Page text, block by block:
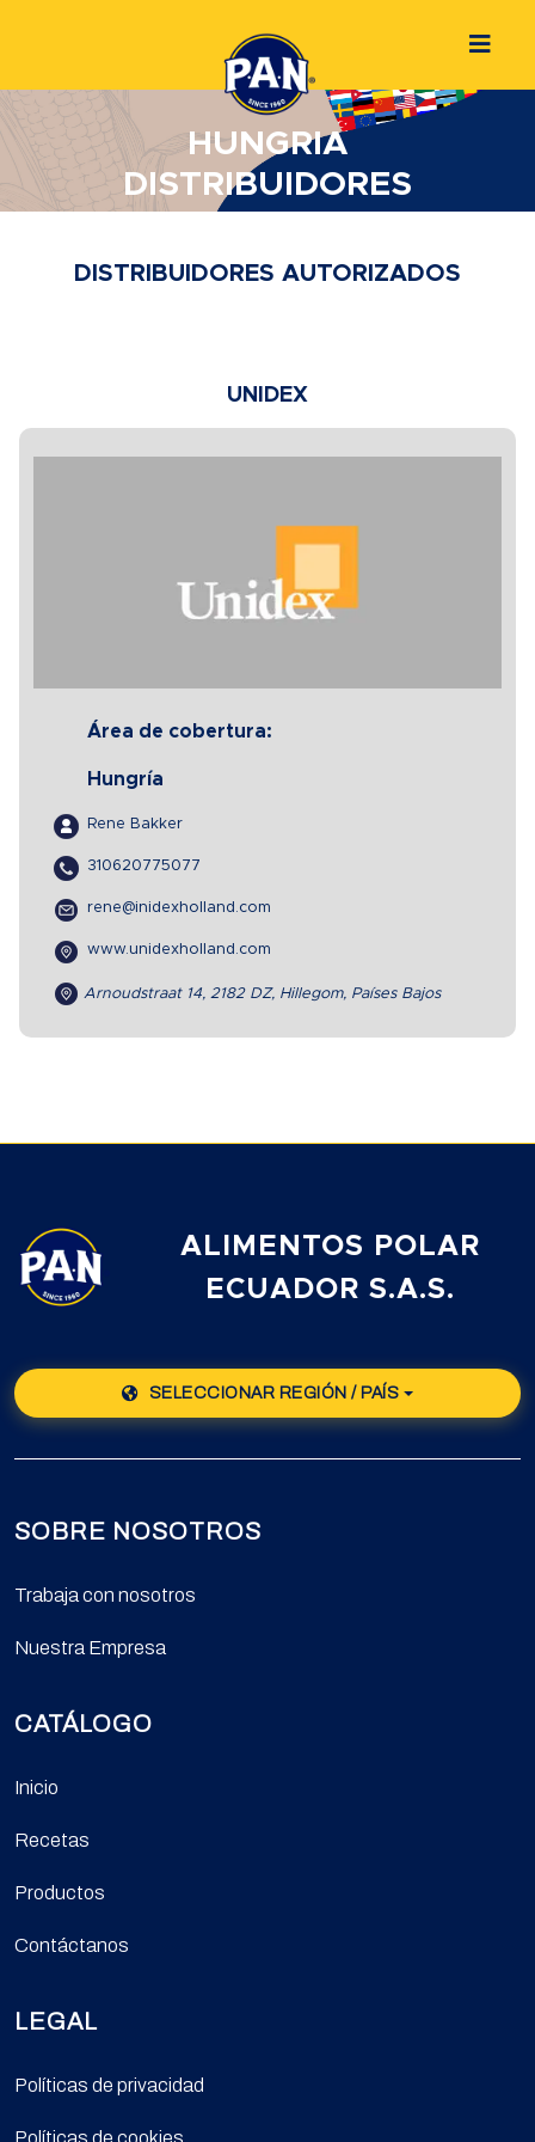
HUNGRIA
DISTRIBUIDORES
DISTRIBUIDORES AUTORIZADOS
UNIDEX
Área de cobertura:
Hungría
Rene Bakker
310620775077
rene@inidexholland.com
www.unidexholland.com
Arnoudstraat 14, 2182 DZ, Hillegom, Países Bajos
ALIMENTOS POLAR
ECUADOR S.A.S.
SELECCIONAR REGIÓN / PAÍS
SOBRE NOSOTROS
Trabaja con nosotros
Nuestra Empresa
CATÁLOGO
Inicio
Recetas
Productos
Contáctanos
LEGAL
Políticas de privacidad